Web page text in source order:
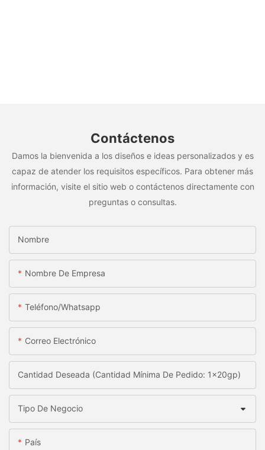
Contáctenos
Damos la bienvenida a los diseños e ideas personalizados y es
capaz de atender los requisitos específicos. Para obtener más
información, visite el sitio web o contáctenos directamente con
preguntas o consultas.
Nombre
Nombre De Empresa
Teléfono/whatsapp
Correo Electrónico
Cantidad Deseada (Cantidad Mínima De Pedido: 1x20gp)
Tipo De Negocio
País